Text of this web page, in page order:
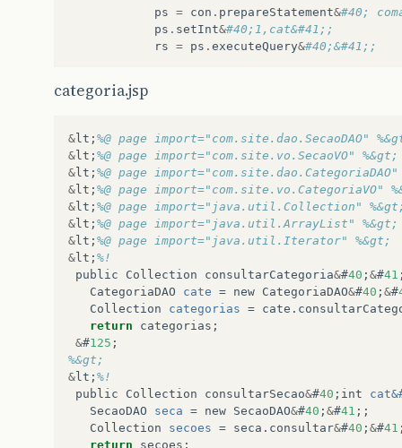
ps = con . prepareStatement&#40;
ps . setInt&#40;1,cat&#41;;
rs = ps . executeQuery&#40;&#41;;
setCod
#40;
setNome
#40;
setCodCat
#40;
add #40;seca&#41;;
& #125;
return secoes
#125; catch &#40; SQLException se
printStackTrace
return secoes
#125; // end consultar
categoria.jsp
& lt ; %@ page import="com.site.dao.SecaoDAO"
& lt ; %@ page import="com.site.vo.SecaoVO" %&gt;
& lt ; %@ page
& lt ; %@ page import="com.site.vo.CategoriaVO"
& lt ; %@ page import="java.util.Collection"
& lt ; %@ page import="java.util.ArrayList" %&gt;
& lt ; %@ page import="java.util.Iterator" %&gt;
& lt ; %!
public
Collection consultarCategoria&#40 ; &#41
CategoriaDAO
cate = new CategoriaDAO&#40 ; &#
Collection
categorias = cate .
return
categorias ;
&#125 ;
%&gt;
& lt ; %!
public
Collection consultarSecao&#40 ; int
SecaoDAO
seca = new SecaoDAO&#40 ; &#41 ;;
Collection
secoes = seca . consultar&#40 ; &#41
return
secoes ;